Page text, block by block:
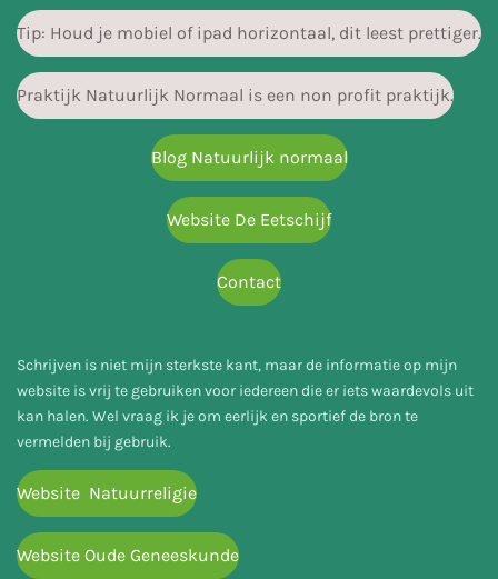
e
n
l
r
e
e
n
Tip: Houd je mobiel of ipad horizontaal, dit leest prettiger.
Praktijk Natuurlijk Normaal is een non profit praktijk.
Blog Natuurlijk normaal
Website De Eetschijf
Contact
Schrijven is niet mijn sterkste kant, maar de informatie op mijn
website is vrij te gebruiken voor iedereen die er iets waardevols uit
kan halen. Wel vraag ik je om eerlijk en sportief de bron te
vermelden bij gebruik.
Website Natuurreligie
Website Oude Geneeskunde